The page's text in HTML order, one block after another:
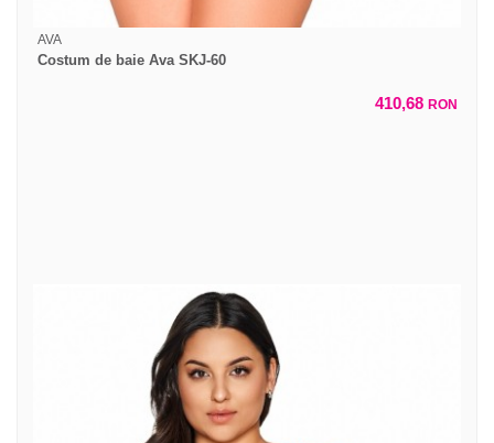
AVA
Costum de baie Ava SKJ-60
410,68 RON